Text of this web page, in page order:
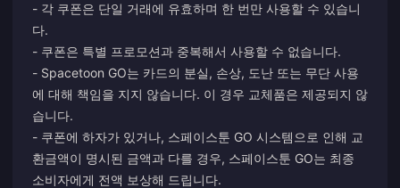
- 각 쿠폰은 단일 거래에 유효하며 한 번만 사용할 수 있습니
다.
- 쿠폰은 특별 프로모션과 중복해서 사용할 수 없습니다.
- Spacetoon GO는 카드의 분실, 손상, 도난 또는 무단 사용
에 대해 책임을 지지 않습니다. 이 경우 교체품은 제공되지 않
습니다.
- 쿠폰에 하자가 있거나, 스페이스툰 GO 시스템으로 인해 교
환금액이 명시된 금액과 다를 경우, 스페이스툰 GO는 최종
소비자에게 전액 보상해 드립니다.